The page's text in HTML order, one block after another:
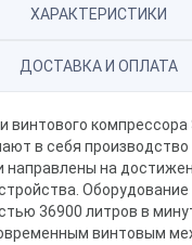
ХАРАКТЕРИСТИКИ
ДОСТАВКА И ОПЛАТА
винтового
в себя
направлены на
Оборудование
36900 литров в
винтовым